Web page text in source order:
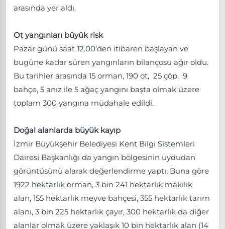
arasında yer aldı.
Ot yangınları büyük risk
Pazar günü saat 12.00’den itibaren başlayan ve
bugüne kadar süren yangınların bilançosu ağır oldu.
Bu tarihler arasında 15 orman, 190 ot, 25 çöp, 9
bahçe, 5 anız ile 5 ağaç yangını başta olmak üzere
toplam 300 yangına müdahale edildi.
Doğal alanlarda büyük kayıp
İzmir Büyükşehir Belediyesi Kent Bilgi Sistemleri
Dairesi Başkanlığı da yangın bölgesinin uydudan
görüntüsünü alarak değerlendirme yaptı. Buna göre
1922 hektarlık orman, 3 bin 241 hektarlık makilik
alan, 155 hektarlık meyve bahçesi, 355 hektarlık tarım
alanı, 3 bin 225 hektarlık çayır, 300 hektarlık da diğer
alanlar olmak üzere yaklaşık 10 bin hektarlık alan (14